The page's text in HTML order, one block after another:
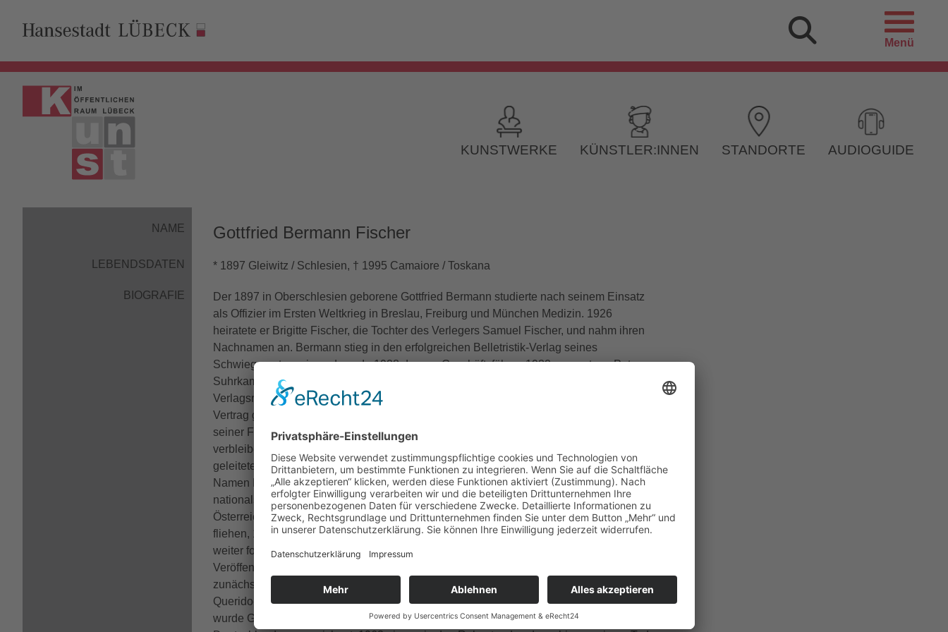
Menü
KUNSTWERKE KÜNSTLER:INNEN STANDORTE AUDIOGUIDE
NAME Gottfried Bermann Fischer
LEBENDSDATEN * 1897 Gleiwitz / Schlesien, † 1995 Camaiore / Toskana
BIOGRAFIE
Der 1897 in Oberschlesien geborene Gottfried Bermann studierte nach seinem Einsatz
als Offizier im Ersten Weltkrieg in Breslau, Freiburg und München Medizin. 1926
heiratete er Brigitte Fischer, die Tochter des Verlegers Samuel Fischer, und nahm ihren
Nachnamen an. Bermann stieg in den erfolgreichen Belletristik-Verlag seines
Schwiegervaters ein und wurde 1928 dessen Geschäftsführer. 1932 ernannte er Peter
Suhrkamp zum redaktionellen Leiter und gründete in der Schweiz die AG für
Verlagsrechte, durch die es in der Zeit des Nationalsozialismus möglich wurde, die unter
Vertrag genommenen Autoren vor Zugriffen zu schützen. 1936 wanderte Bermann mit
seiner Familie nach Österreich aus, er teilte das Unternehmen in einen in Deutschland
verbleibenden, unter dem Namen S. Fischer laufenden und von Peter Suhrkamp
geleiteten arisierten Verlag und einen von ihm geführten Verlag, der in Wien unter dem
Namen Bermann-Fischer Verlag GmbH lief und weiterhin Werke von durch das
nationalsozialistische Regime geächteten Autoren herausgab. Nach dem Anschluss
Österreichs 1938 musste Bermann Fischer über Italien und die Schweiz nach Schweden
fliehen, 1940 emigrierte er in die USA. Seine verlegerische Tätigkeit führte er dabei
weiter fort und ermöglichte damit vor allem jüdischen und emigrierten Autoren die
Veröffentlichung ihrer Werke. Nach Ende des Zweiten Weltkrieges leitete er den Verlag
zunächst von Stockholm weiter, ab 1948 von Amsterdam in Zusammenschluss mit dem
Querido-Verlag. 1950 kam es zur endgültigen Trennung von Peter Suhrkamp. 1958
wurde Gottfried Bermann Fischer mit dem Großen Verdienstkreuz der Bundesrepublik